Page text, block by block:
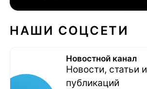
НАШИ СОЦСЕТИ
Новостной канал
Новости, статьи
публикаций